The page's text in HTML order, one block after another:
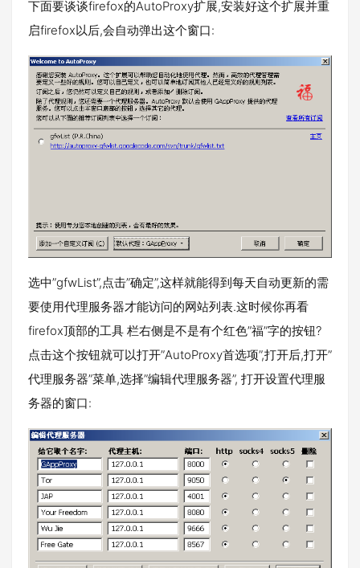
下面要谈谈firefox的AutoProxy扩展,安装好这个扩展并重
启firefox以后,会自动弹出这个窗口:
选中”gfwList”,点击”确定”,这样就能得到每天自动更新的需
要使用代理服务器才能访问的网站列表.这时候你再看
firefox顶部的工具 栏右侧是不是有个红色”福”字的按钮?
点击这个按钮就可以打开”AutoProxy首选项”,打开后,打开”
代理服务器”菜单,选择”编辑代理服务器”, 打开设置代理服
务器的窗口: